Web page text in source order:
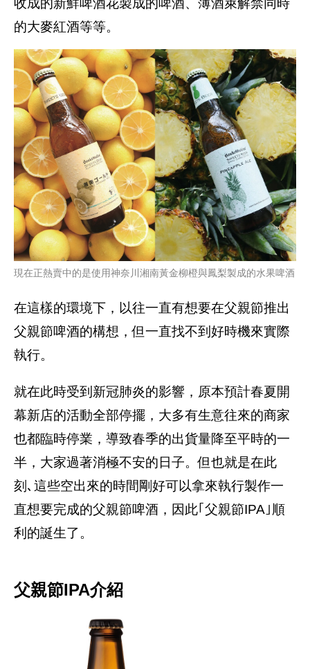
收成的新鮮啤酒花製成的啤酒、薄酒萊解禁同時
的大麥紅酒等等。
現在正熱賣中的是使用神奈川湘南黃金柳橙與鳳梨製成的水果啤酒
在這樣的環境下，以往一直有想要在父親節推出
父親節啤酒的構想，但一直找不到好時機來實際
執行。
就在此時受到新冠肺炎的影響，原本預計春夏開
幕新店的活動全部停擺，大多有生意往來的商家
也都臨時停業，導致春季的出貨量降至平時的一
半，大家過著消極不安的日子。但也就是在此
刻､這些空出來的時間剛好可以拿來執行製作一
直想要完成的父親節啤酒，因此｢父親節IPA｣順
利的誕生了。
父親節IPA介紹